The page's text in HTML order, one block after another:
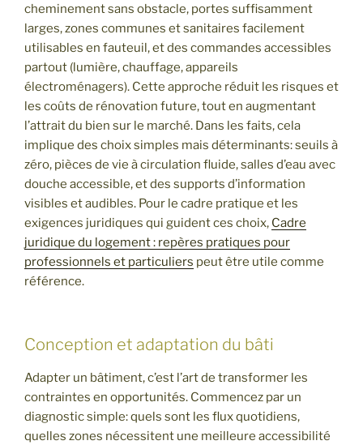
cheminement sans obstacle, portes suffisamment
larges, zones communes et sanitaires facilement
utilisables en fauteuil, et des commandes accessibles
partout (lumière, chauffage, appareils
électroménagers). Cette approche réduit les risques et
les coûts de rénovation future, tout en augmentant
l’attrait du bien sur le marché. Dans les faits, cela
implique des choix simples mais déterminants: seuils à
zéro, pièces de vie à circulation fluide, salles d’eau avec
douche accessible, et des supports d’information
visibles et audibles. Pour le cadre pratique et les
exigences juridiques qui guident ces choix, Cadre
juridique du logement : repères pratiques pour
professionnels et particuliers peut être utile comme
référence.
Conception et adaptation du bâti
Adapter un bâtiment, c’est l’art de transformer les
contraintes en opportunités. Commencez par un
diagnostic simple: quels sont les flux quotidiens,
quelles zones nécessitent une meilleure accessibilité